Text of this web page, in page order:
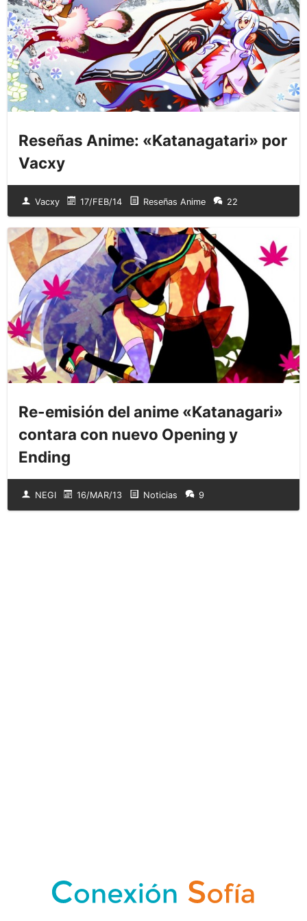
Reseñas Anime: «Katanagatari» por
Vacxy
Vacxy 17/FEB/14 Reseñas Anime 22
Re-emisión del anime «Katanagari»
contara con nuevo Opening y
Ending
NEGI 16/MAR/13 Noticias 9